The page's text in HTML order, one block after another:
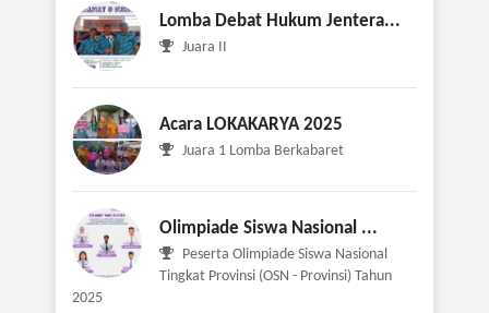
Lomba Debat Hukum Jentera...
Juara II
Acara LOKAKARYA 2025
Juara 1 Lomba Berkabaret
Olimpiade Siswa Nasional ...
Peserta Olimpiade Siswa Nasional
Tingkat Provinsi (OSN - Provinsi) Tahun
2025